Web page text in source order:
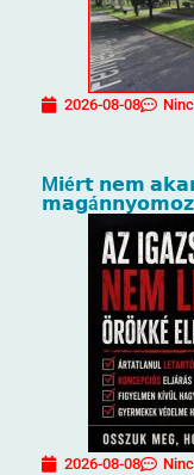
2026-08-08
M𝗶é𝗿𝘁 𝗻𝗲𝗺
2026-08-08